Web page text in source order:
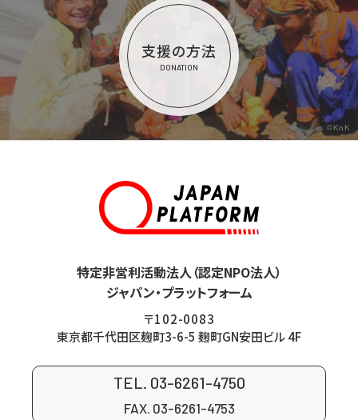
支援の方法
DONATION
©KnK
特定非営利活動法人（認定NPO法人）
ジャパン・プラットフォーム
〒102-0083
東京都千代田区麹町3-6-5 麹町GN安田ビル 4F
TEL. 03-6261-4750
FAX. 03-6261-4753